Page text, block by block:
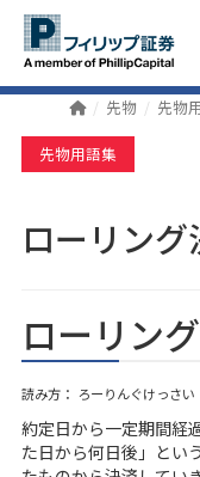
先物 先物
先物用語集
ローリン
ローリン
読み方： ろーりんぐけっさい
約定日から一定期間経
た日から何日後」とい